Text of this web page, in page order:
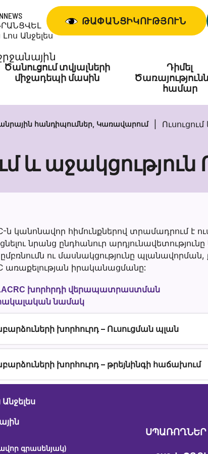
Լոս Անջելես
ԹԱՓԱՆՑԻԿՈՒԹՅՈՒՆ
Ծանուցում տվյալների
միջադեպի մասին
Դիմել
համար
հանդիպումներ, Կառավարում
և
ն կանոնավոր հիմունքներով տրամադրում է
նրանց ընդհանուր
ու մասնակցությունը
առաքելության իրականացմանը:
խորհրդի վերապատրաստման
նամակ
headingխորհուրդ – Ուսուցման պլան
խորհուրդ – թրեյնինգի հաճախում
Անջելես
գրասենյակ)
ՍՊԱՌՈՂՆԵՐ